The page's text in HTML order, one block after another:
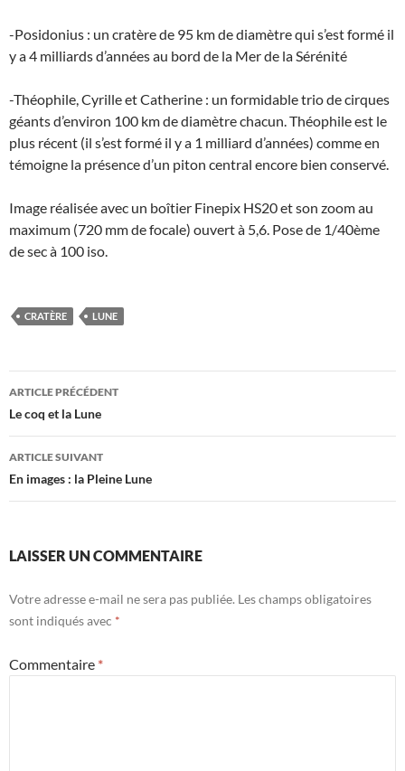
-Posidonius : un cratère de 95 km de diamètre qui s’est formé il
y a 4 milliards d’années au bord de la Mer de la Sérénité
-Théophile, Cyrille et Catherine : un formidable trio de cirques
géants d’environ 100 km de diamètre chacun. Théophile est le
plus récent (il s’est formé il y a 1 milliard d’années) comme en
témoigne la présence d’un piton central encore bien conservé.
Image réalisée avec un boîtier Finepix HS20 et son zoom au
maximum (720 mm de focale) ouvert à 5,6. Pose de 1/40ème
de sec à 100 iso.
CRATÈRE LUNE
Navigation
des
articles
ARTICLE PRÉCÉDENT
Le coq et la Lune
ARTICLE SUIVANT
En images : la Pleine Lune
LAISSER UN COMMENTAIRE
Votre adresse e-mail ne sera pas publiée. Les champs obligatoires
sont indiqués avec *
Commentaire *